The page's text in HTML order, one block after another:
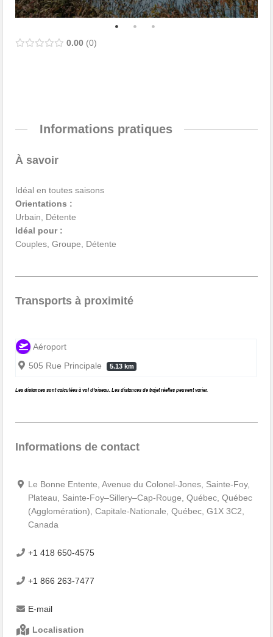
0.00 0
Informations pratiques
À savoir
Idéal en toutes saisons
Orientations :
Urbain, Détente
Idéal pour :
Couples, Groupe, Détente
Transports à proximité
Aéroport
505 Rue Principale
5.13 km
Les distances sont calculées à vol d’oiseau. Les distances de trajet réelles peuvent varier.
Informations de contact
Le Bonne Entente, Avenue du Colonel-Jones, Sainte-Foy,
Plateau, Sainte-Foy–Sillery–Cap-Rouge, Québec, Québec
(Agglomération), Capitale-Nationale, Québec, G1X 3C2,
Canada
+1 418 650-4575
+1 866 263-7477
E-mail
Localisation